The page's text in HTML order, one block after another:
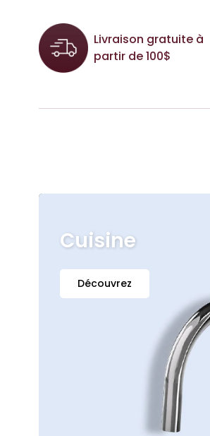
Livraison gratuite à
partir de 100$
Cuisine
Découvrez